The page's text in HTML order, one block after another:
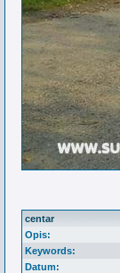
centar
Opis:
Keywords:
Datum: